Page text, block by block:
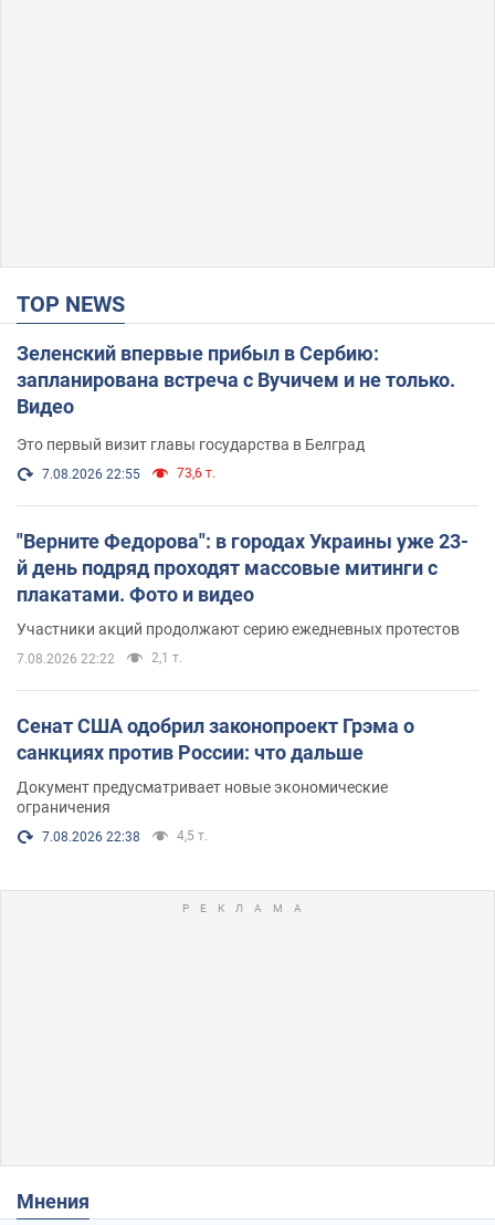
TOP NEWS
Зеленский впервые прибыл в Сербию:
запланирована встреча с Вучичем и не только.
Видео
Это первый визит главы государства в Белград
7.08.2026 22:55 73,6 т.
"Верните Федорова": в городах Украины уже 23-
й день подряд проходят массовые митинги с
плакатами. Фото и видео
Участники акций продолжают серию ежедневных протестов
7.08.2026 22:22 2,1 т.
Сенат США одобрил законопроект Грэма о
санкциях против России: что дальше
Документ предусматривает новые экономические
ограничения
7.08.2026 22:38 4,5 т.
Мнения